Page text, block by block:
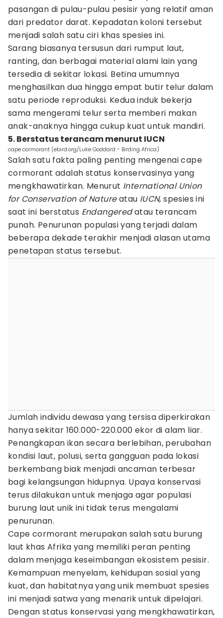
pasangan di pulau-pulau pesisir yang relatif aman
dari predator darat. Kepadatan koloni tersebut
menjadi salah satu ciri khas spesies ini.
Sarang biasanya tersusun dari rumput laut,
ranting, dan berbagai material alami lain yang
tersedia di sekitar lokasi. Betina umumnya
menghasilkan dua hingga empat butir telur dalam
satu periode reproduksi. Kedua induk bekerja
sama mengerami telur serta memberi makan
anak-anaknya hingga cukup kuat untuk mandiri.
5. Berstatus terancam menurut IUCN
cape cormorant (ebird.org/Luke Goddard - Birding Africa)
Salah satu fakta paling penting mengenai cape
cormorant adalah status konservasinya yang
mengkhawatirkan. Menurut International Union
for Conservation of Natureatau IUCN, spesies ini
saat ini berstatus Endangeredatau terancam
punah. Penurunan populasi yang terjadi dalam
beberapa dekade terakhir menjadi alasan utama
penetapan status tersebut.
Jumlah individu dewasa yang tersisa diperkirakan
hanya sekitar 160.000-220.000 ekor di alam liar.
Penangkapan ikan secara berlebihan, perubahan
kondisi laut, polusi, serta gangguan pada lokasi
berkembang biak menjadi ancaman terbesar
bagi kelangsungan hidupnya. Upaya konservasi
terus dilakukan untuk menjaga agar populasi
burung laut unik ini tidak terus mengalami
penurunan.
Cape cormorant merupakan salah satu burung
laut khas Afrika yang memiliki peran penting
dalam menjaga keseimbangan ekosistem pesisir.
Kemampuan menyelam, kehidupan sosial yang
kuat, dan habitatnya yang unik membuat spesies
ini menjadi satwa yang menarik untuk dipelajari.
Dengan status konservasi yang mengkhawatirkan,